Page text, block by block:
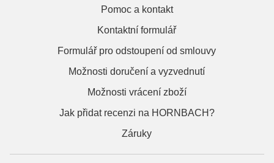
Pomoc a kontakt
Kontaktní formulář
Formulář pro odstoupení od smlouvy
Možnosti doručení a vyzvednutí
Možnosti vrácení zboží
Jak přidat recenzi na HORNBACH?
Záruky